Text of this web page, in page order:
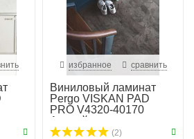
декоры без подложки.
избранное сравнить
Виниловый ламинат
Pergo VISKAN PAD
PRO V4320-40170
Альпий...
(2)